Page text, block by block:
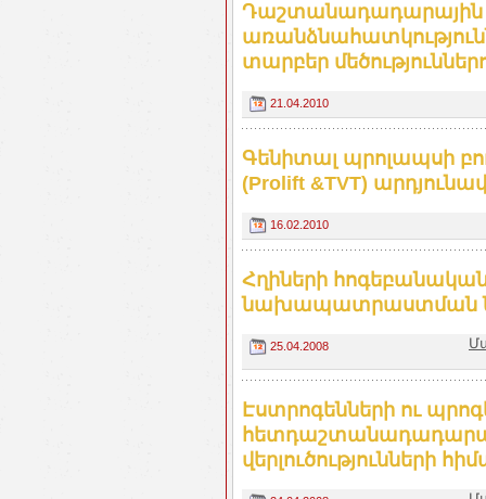
տարբեր
21.04.2010
Գենիտալ պրոլապսի
(Prolift &TVT)
16.02.2010
Հղիների
նախապատրաստման
25.04.2008
Էստրոգենների ու
վերլուծությունների